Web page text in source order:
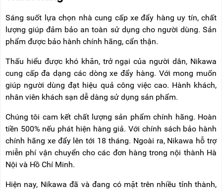
Sáng suốt lựa chọn nhà cung cấp xe đẩy hàng uy tín, chất
lượng giúp đảm bảo an toàn sử dụng cho người dùng. Sản
phẩm được bảo hành chính hãng, cẩn thận.
Thấu hiểu được khó khăn, trở ngại của người dân, Nikawa
cung cấp đa dạng các dòng xe đẩy hàng. Với mong muốn
giúp người dùng đạt hiệu quả công việc cao. Hành khách,
nhân viên khách sạn dễ dàng sử dụng sản phẩm.
Chúng tôi cam kết chất lượng sản phẩm chính hãng. Hoàn
tiền 500% nếu phát hiện hàng giả. Với chính sách bảo hành
chính hãng xe đẩy lên tới 18 tháng. Ngoài ra, Nikawa hỗ trợ
miễn phí vận chuyển cho các đơn hàng trong nội thành Hà
Nội và Hồ Chí Minh.
Hiện nay, Nikawa đã và đang có mặt trên nhiều tỉnh thành,